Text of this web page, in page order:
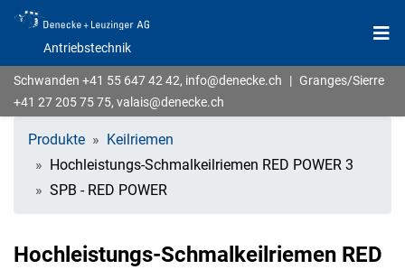
Antriebstechnik
Schwanden +41 55 647 42 42, info@denecke.ch | Granges/Sierre
+41 27 205 75 75, valais@denecke.ch
Produkte
Keilriemen
Hochleistungs-Schmalkeilriemen RED POWER 3
SPB - RED POWER
Hochleistungs-Schmalkeilriemen RED